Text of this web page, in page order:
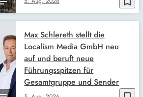
Max Schlereth stellt die
Localism Media GmbH neu
auf und beruft neue
Führungsspitzen für
Gesamtgruppe und Sender